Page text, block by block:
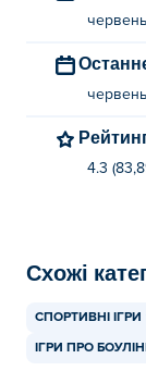
4.3
Схожі
СПОРТИВНІ ІГРИ
ІГРИ ПРО